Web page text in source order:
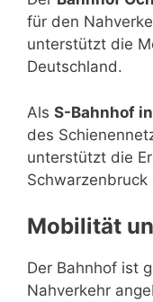
für den
unterstützt die
Deutschland.
Als S-Bahnhof
des
unterstützt die
Mobilität
Der Bahnhof ist
Nahverkehr